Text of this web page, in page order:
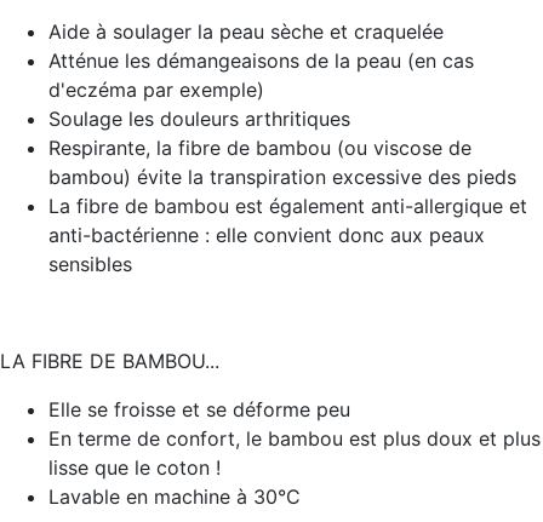
Aide à soulager la peau sèche et craquelée
Atténue les démangeaisons de la peau (en cas
d'eczéma par exemple)
Soulage les douleurs arthritiques
Respirante, la fibre de bambou (ou viscose de
bambou) évite la transpiration excessive des pieds
La fibre de bambou est également anti-allergique et
anti-bactérienne : elle convient donc aux peaux
sensibles
LA FIBRE DE BAMBOU...
Elle se froisse et se déforme peu
En terme de confort, le bambou est plus doux et plus
lisse que le coton !
Lavable en machine à 30°C